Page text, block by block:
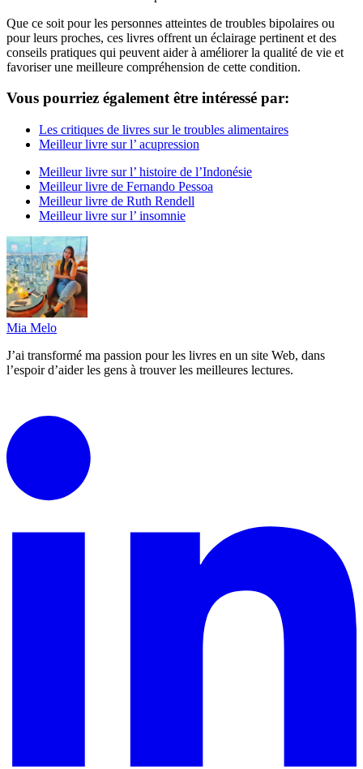
Que ce soit pour les personnes atteintes de troubles bipolaires ou
pour leurs proches, ces livres offrent un éclairage pertinent et des
conseils pratiques qui peuvent aider à améliorer la qualité de vie et
favoriser une meilleure compréhension de cette condition.
Vous pourriez également être intéressé par:
Les critiques de livres sur le troubles alimentaires
Meilleur livre sur l’ acupression
Meilleur livre sur l’ histoire de l’Indonésie
Meilleur livre de Fernando Pessoa
Meilleur livre de Ruth Rendell
Meilleur livre sur l’ insomnie
Mia Melo
J’ai transformé ma passion pour les livres en un site Web, dans
l’espoir d’aider les gens à trouver les meilleures lectures.